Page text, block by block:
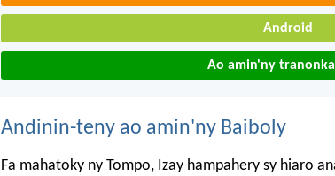
Android
Ao amin'ny
Andinin-teny ao amin'ny Baiboly
Fa mahatoky ny Tompo, Izay hampahery sy hiaro